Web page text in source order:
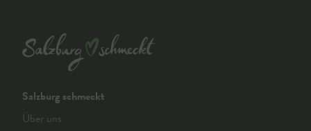
Salzburg schmeckt
Über uns